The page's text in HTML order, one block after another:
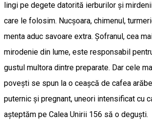
lingi pe degete datorită ierburilor și
care le folosim. Nucșoara, chimenul,
menta aduc savoare extra. Șofranul, cea
mirodenie din lume, este responsabil
gustul multora dintre preparate. Dar cele
povești se spun la o ceașcă de cafea
puternic și pregnant, uneori intensificat cu
așteptăm pe Calea Unirii 156 să o deguști.